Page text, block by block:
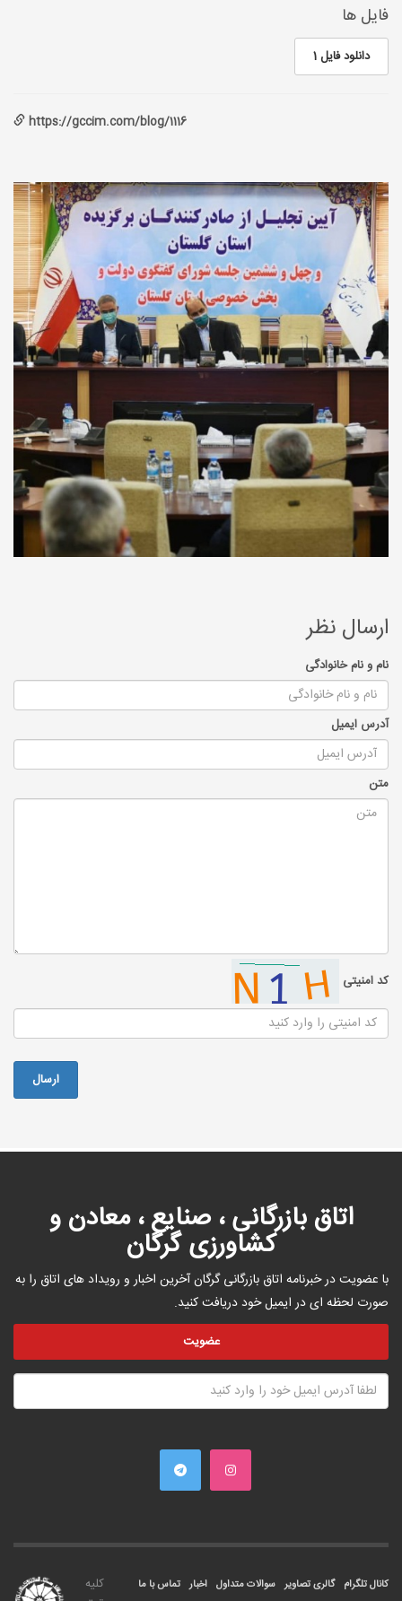
فایل ها
دانلود فایل 1
https://gccim.com/blog/1116
ارسال نظر
نام و نام خانوادگی
آدرس ایمیل
متن
کد امنیتی
اتاق بازرگانی ، صنایع ، معادن و
کشاورزی گرگان
با عضویت در خبرنامه اتاق بازرگانی گرگان آخرین اخبار و رویداد های اتاق را به
صورت لحظه ای در ایمیل خود دریافت کنید.
تماس با ما اخبار سوالات متداول گالری تصاویر کانال تلگرام
کليه